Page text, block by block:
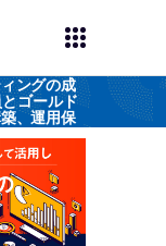
ングの成
ゴールド
、運用保